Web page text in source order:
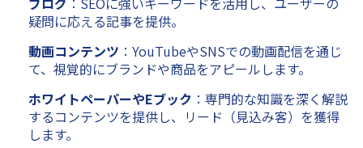
疑問に応える記事を提供。
動画コンテンツ ：YouTubeやSNSでの動画配信を通じ
て、視覚的にブランドや商品をアピールします。
ホワイトペーパーやEブック ：専門的な知識を深く解説
するコンテンツを提供し、リード（見込み客）を獲得
します。